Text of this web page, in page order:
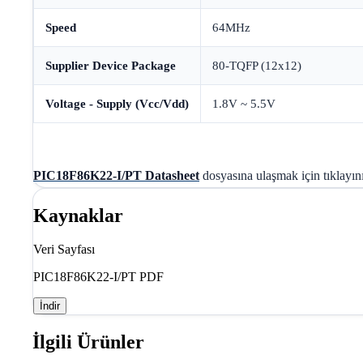
Speed 64MHz
Supplier Device Package 80-TQFP (12x12)
Voltage - Supply (Vcc/Vdd) 1.8V ~ 5.5V
PIC18F86K22-I/PT Datasheet dosyasına ulaşmak için
Kaynaklar
Veri Sayfası
PIC18F86K22-I/PT PDF
İndir
İlgili Ürünler